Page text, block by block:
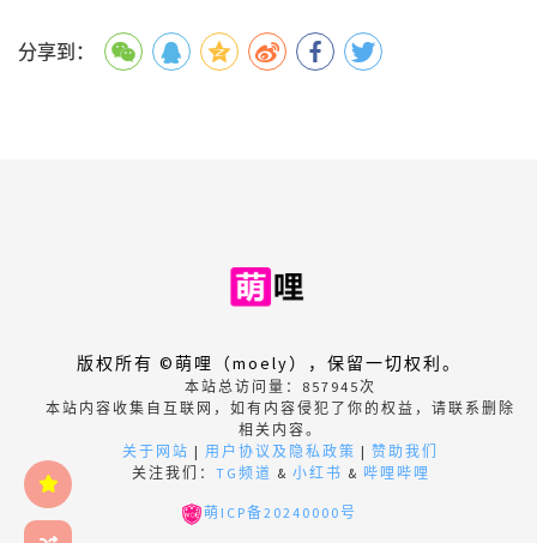
分享到：
版权所有 ©萌哩（moely），保留一切权利。
本站总访问量： 857945次
本站内容收集自互联网，如有内容侵犯了你的权益，请联系删除
相关内容。
关于网站 | 用户协议及隐私政策 | 赞助我们
关注我们： TG频道 & 小红书 & 哔哩哔哩
萌ICP备20240000号